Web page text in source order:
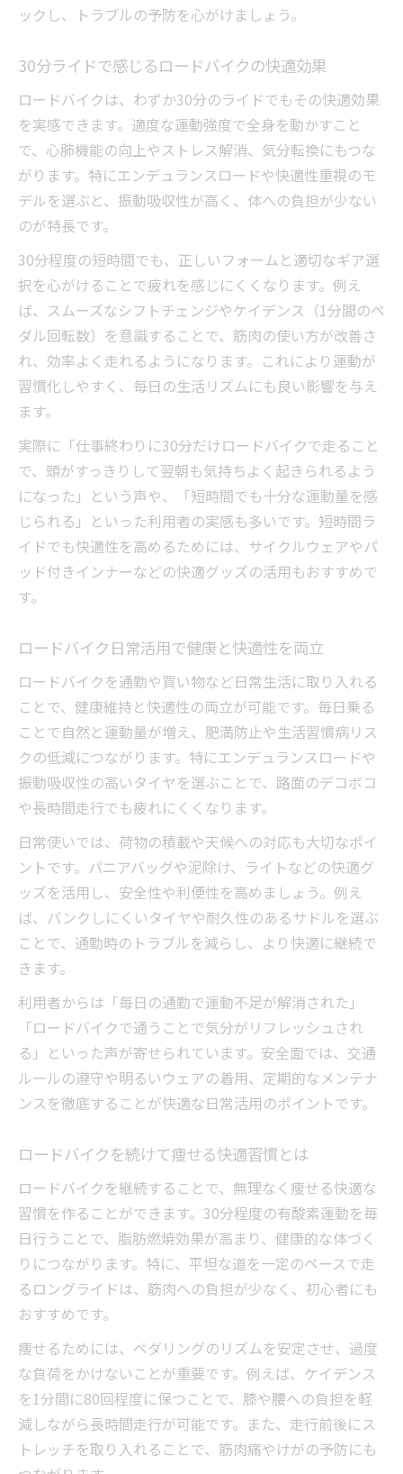
ックし、トラブルの予防を心がけましょう。
30分ライドで感じるロードバイクの快適効果
ロードバイクは、わずか30分のライドでもその快適効果
を実感できます。適度な運動強度で全身を動かすこと
で、心肺機能の向上やストレス解消、気分転換にもつな
がります。特にエンデュランスロードや快適性重視のモ
デルを選ぶと、振動吸収性が高く、体への負担が少ない
のが特長です。
30分程度の短時間でも、正しいフォームと適切なギア選
択を心がけることで疲れを感じにくくなります。例え
ば、スムーズなシフトチェンジやケイデンス（1分間のペ
ダル回転数）を意識することで、筋肉の使い方が改善さ
れ、効率よく走れるようになります。これにより運動が
習慣化しやすく、毎日の生活リズムにも良い影響を与え
ます。
実際に「仕事終わりに30分だけロードバイクで走ること
で、頭がすっきりして翌朝も気持ちよく起きられるよう
になった」という声や、「短時間でも十分な運動量を感
じられる」といった利用者の実感も多いです。短時間ラ
イドでも快適性を高めるためには、サイクルウェアやパ
ッド付きインナーなどの快適グッズの活用もおすすめで
す。
ロードバイク日常活用で健康と快適性を両立
ロードバイクを通勤や買い物など日常生活に取り入れる
ことで、健康維持と快適性の両立が可能です。毎日乗る
ことで自然と運動量が増え、肥満防止や生活習慣病リス
クの低減につながります。特にエンデュランスロードや
振動吸収性の高いタイヤを選ぶことで、路面のデコボコ
や長時間走行でも疲れにくくなります。
日常使いでは、荷物の積載や天候への対応も大切なポイ
ントです。パニアバッグや泥除け、ライトなどの快適グ
ッズを活用し、安全性や利便性を高めましょう。例え
ば、パンクしにくいタイヤや耐久性のあるサドルを選ぶ
ことで、通勤時のトラブルを減らし、より快適に継続で
きます。
利用者からは「毎日の通勤で運動不足が解消された」
「ロードバイクで通うことで気分がリフレッシュされ
る」といった声が寄せられています。安全面では、交通
ルールの遵守や明るいウェアの着用、定期的なメンテナ
ンスを徹底することが快適な日常活用のポイントです。
ロードバイクを続けて痩せる快適習慣とは
ロードバイクを継続することで、無理なく痩せる快適な
習慣を作ることができます。30分程度の有酸素運動を毎
日行うことで、脂肪燃焼効果が高まり、健康的な体づく
りにつながります。特に、平坦な道を一定のペースで走
るロングライドは、筋肉への負担が少なく、初心者にも
おすすめです。
痩せるためには、ペダリングのリズムを安定させ、過度
な負荷をかけないことが重要です。例えば、ケイデンス
を1分間に80回程度に保つことで、膝や腰への負担を軽
減しながら長時間走行が可能です。また、走行前後にス
トレッチを取り入れることで、筋肉痛やけがの予防にも